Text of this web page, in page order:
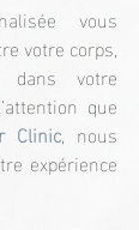
vous
votre corps,
dans votre
que
Clinic, nous
expérience